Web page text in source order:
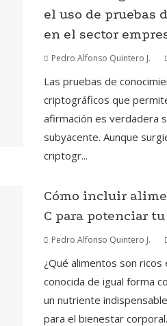
el uso de pruebas
en el sector
Pedro Alfonso Quintero J.
Las pruebas de
criptográficos que
afirmación es verdadera
subyacente. Aunque
criptogr...
Cómo incluir
C para potenciar
Pedro Alfonso Quintero J.
¿Qué alimentos son ricos
conocida de igual forma
un nutriente
para el bienestar